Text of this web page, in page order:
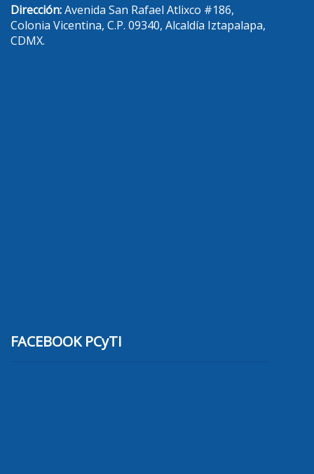
Dirección:Avenida San Rafael Atlixco #186,
Colonia Vicentina, C.P. 09340, Alcaldía Iztapalapa,
CDMX.
FACEBOOK PCyTI